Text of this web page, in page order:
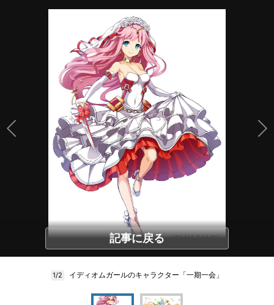
記事に戻る
1/2 イディオムガールのキャラクター「一期一会」